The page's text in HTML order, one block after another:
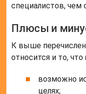
специалистов, чем
Плюсы и
К выше
относится и то, что
возможно
целях;